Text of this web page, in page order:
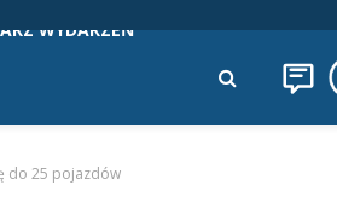
WYDARZEŃ
do 25 pojazdów